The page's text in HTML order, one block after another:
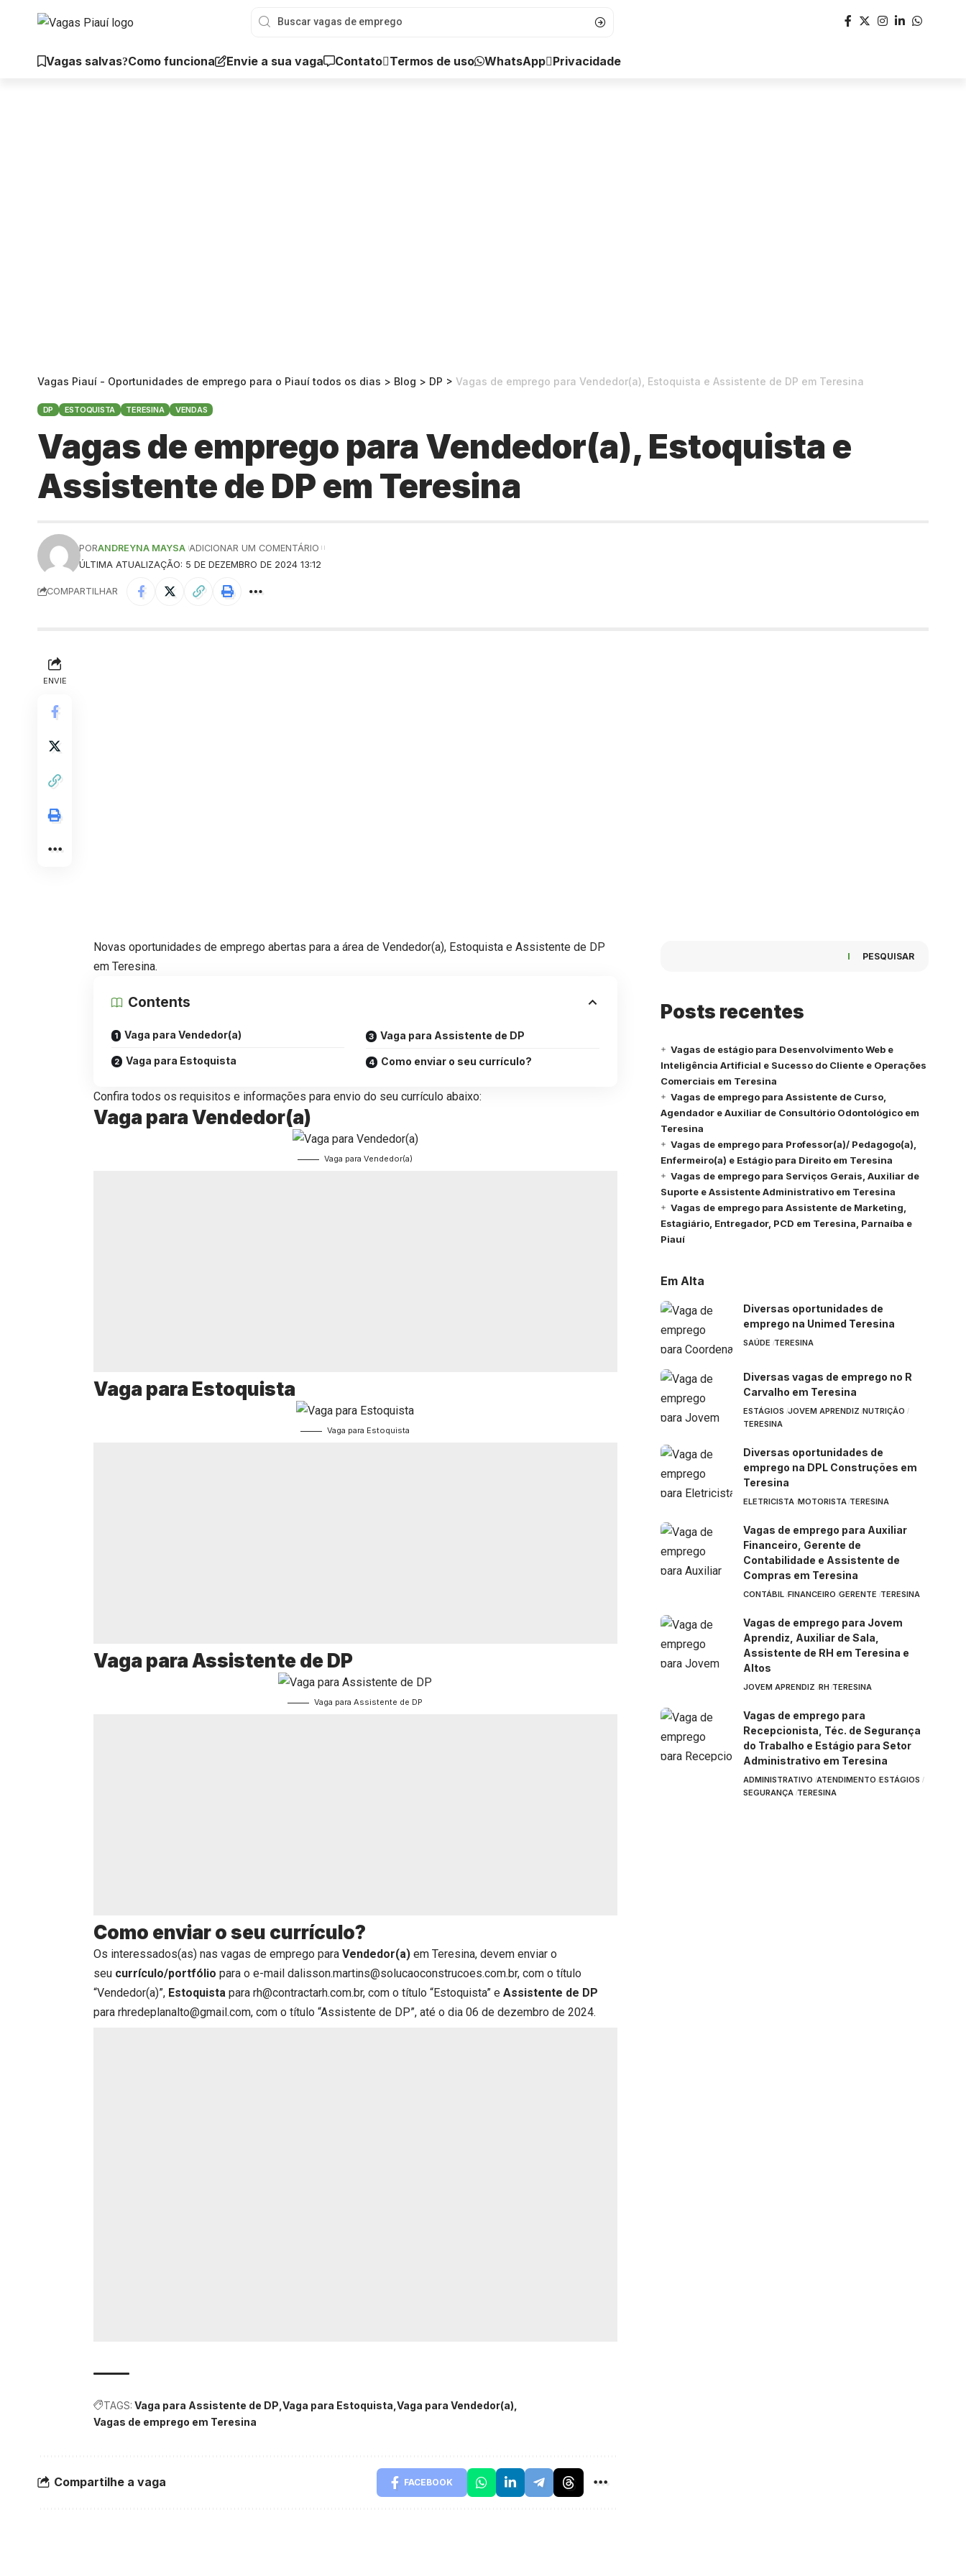
Vagas salvas Como funciona Envie a sua vaga Contato Termos de uso WhatsApp Privacidade
Vagas Piauí - Oportunidades de emprego para o Piauí todos os dias > Blog > DP > Vagas de emprego para Vendedor(a), Estoquista e Assistente de DP em Teresina
DP ESTOQUISTA TERESINA VENDAS
Vagas de emprego para Vendedor(a), Estoquista e
Assistente de DP em Teresina
ÚLTIMA ATUALIZAÇÃO: 5 DE DEZEMBRO DE 2024 13:12
PORANDREYNA MAYSA ADICIONAR UM COMENTÁRIO
COMPARTILHAR
ENVIE
Novas oportunidades de emprego abertas para a área de Vendedor(a), Estoquista e Assistente de DP
em Teresina.
Contents
Vaga para Vendedor(a)
Vaga para Estoquista
Vaga para Assistente de DP
Como enviar o seu currículo?
Confira todos os requisitos e informações para envio do seu currículo abaixo:
Vaga para Vendedor(a)
Vaga para Vendedor(a)
Vaga para Estoquista
Vaga para Estoquista
Vaga para Assistente de DP
Vaga para Assistente de DP
Como enviar o seu currículo?
Os interessados(as) nas vagas de emprego para Vendedor(a) em Teresina, devem enviar o
seu currículo/portfólio para o e-mail dalisson.martins@solucaoconstrucoes.com.br, com o título
“Vendedor(a)”, Estoquista para rh@contractarh.com.br, com o título “Estoquista” e Assistente de DP
para rhredeplanalto@gmail.com, com o título “Assistente de DP”, até o dia 06 de dezembro de 2024.
TAGS: Vaga para Assistente de DP Vaga para Estoquista Vaga para Vendedor(a)
Vagas de emprego em Teresina
Compartilhe a vaga FACEBOOK
PESQUISAR
Posts recentes
Vagas de estágio para Desenvolvimento Web e
Inteligência Artificial e Sucesso do Cliente e Operações
Comerciais em Teresina
Vagas de emprego para Assistente de Curso,
Agendador e Auxiliar de Consultório Odontológico em
Teresina
Vagas de emprego para Professor(a)/ Pedagogo(a),
Enfermeiro(a) e Estágio para Direito em Teresina
Vagas de emprego para Serviços Gerais, Auxiliar de
Suporte e Assistente Administrativo em Teresina
Vagas de emprego para Assistente de Marketing,
Estagiário, Entregador, PCD em Teresina, Parnaíba e
Piauí
Em Alta
Diversas oportunidades de
emprego na Unimed Teresina
SAÚDE TERESINA
Diversas vagas de emprego no R
Carvalho em Teresina
ESTÁGIOS JOVEM APRENDIZ NUTRIÇÃO
TERESINA
Diversas oportunidades de
emprego na DPL Construções em
Teresina
ELETRICISTA MOTORISTA TERESINA
Vagas de emprego para Auxiliar
Financeiro, Gerente de
Contabilidade e Assistente de
Compras em Teresina
CONTÁBIL FINANCEIRO GERENTE TERESINA
Vagas de emprego para Jovem
Aprendiz, Auxiliar de Sala,
Assistente de RH em Teresina e
Altos
JOVEM APRENDIZ RH TERESINA
Vagas de emprego para
Recepcionista, Téc. de Segurança
do Trabalho e Estágio para Setor
Administrativo em Teresina
ADMINISTRATIVO ATENDIMENTO ESTÁGIOS
SEGURANÇA TERESINA